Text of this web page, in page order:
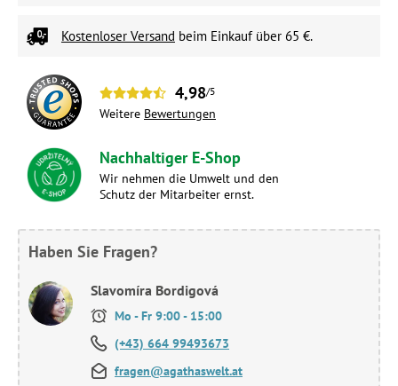
Kostenloser Versand beim Einkauf über 65 €.
4,98/5
Weitere Bewertungen
Nachhaltiger E-Shop
Wir nehmen die Umwelt und den
Schutz der Mitarbeiter ernst.
Haben Sie Fragen?
Slavomíra Bordigová
Mo - Fr 9:00 - 15:00
(+43) 664 99493673
fragen@agathaswelt.at